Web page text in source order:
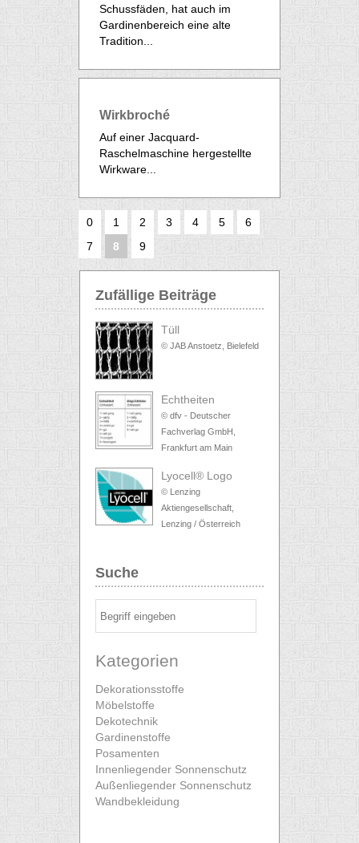
Schussfäden, hat auch im
Gardinenbereich eine alte
Tradition...
Wirkbroché
Auf einer Jacquard-
Raschelmaschine hergestellte
Wirkware...
0 1 2 3 4 5
6
7
8 9
Zufällige Beiträge
Tüll
© JAB Anstoetz, Bielefeld
Echtheiten
© dfv - Deutscher
Fachverlag GmbH,
Frankfurt am Main
Lyocell® Logo
© Lenzing
Aktiengesellschaft,
Lenzing / Österreich
Suche
Kategorien
Dekorationsstoffe
Möbelstoffe
Dekotechnik
Gardinenstoffe
Posamenten
Innenliegender Sonnenschutz
Außenliegender Sonnenschutz
Wandbekleidung